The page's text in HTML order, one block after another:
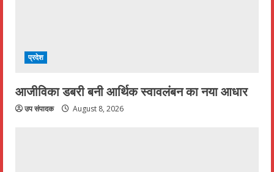
प्रदेश
आजीविका डबरी बनी आर्थिक स्वावलंबन का नया आधार
उप संपादक August 8, 2026